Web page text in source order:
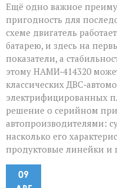
Ещё одно важное
пригодность для
схеме двигатель
батарею, и здесь на
показатели, а
этому НАМИ‑414320
классических
электрифицированных
решение о серийном
автопроизводителями:
насколько его
продуктовые линейки и
09